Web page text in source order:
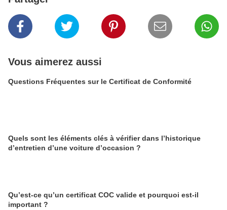
Vous aimerez aussi
Questions Fréquentes sur le Certificat de Conformité
Quels sont les éléments clés à vérifier dans l’historique
d’entretien d’une voiture d’occasion ?
Qu’est-ce qu’un certificat COC valide et pourquoi est-il
important ?